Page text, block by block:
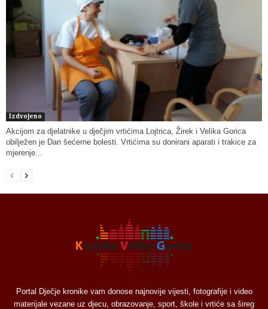
Izdvojeno
Akcijom za djelatnike u dječjim vrtićima Lojtrica, Žirek i Velika Gorica
obilježen je Dan šećerne bolesti. Vrtićima su donirani aparati i trakice za
mjerenje...
Portal Dječje kronike vam donose najnovije vijesti, fotografije i video
materijale vezane uz djecu, obrazovanje, sport, škole i vrtiće sa šireg